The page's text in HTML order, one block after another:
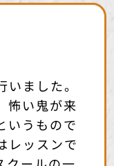
ました。
怖い鬼が来
いうもので
レッスンで